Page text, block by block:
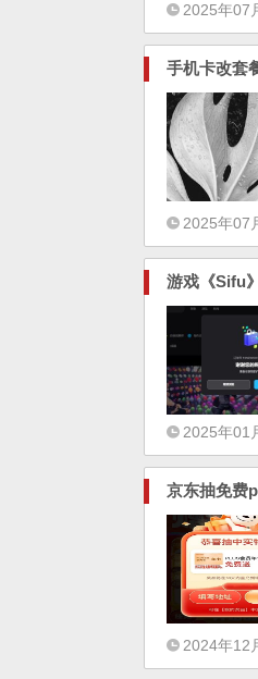
2025年07
手机卡改套
2025年07
游戏《Sifu
2025年01
京东抽免费
2024年12